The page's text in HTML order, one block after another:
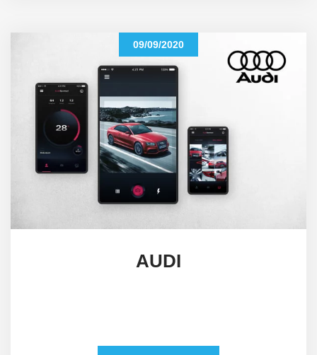
09/09/2020
AUDI